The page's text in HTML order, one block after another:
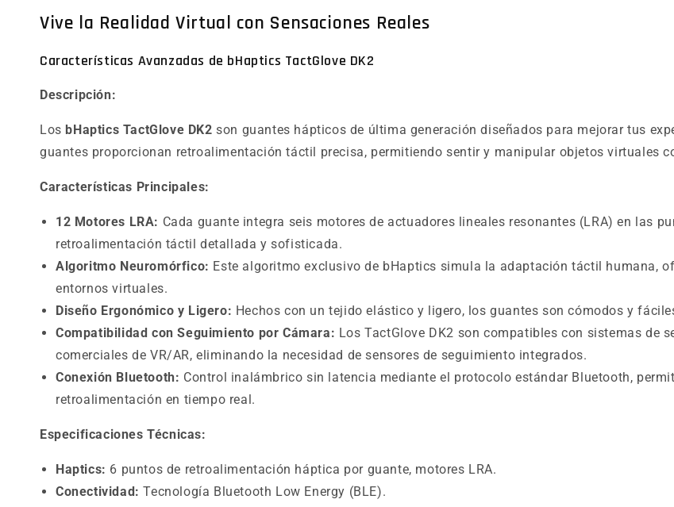
Vive la Realidad Virtual con Sensaciones Reales
Características Avanzadas de bHaptics TactGlove DK2
Descripción:
Los bHaptics TactGlove DK2 son guantes hápticos de última generación diseñados para mejorar tus
guantes proporcionan retroalimentación táctil precisa, permitiendo sentir y manipular objetos virtuales
Características Principales:
12 Motores LRA: Cada guante integra seis motores de actuadores lineales resonantes (LRA) en las
retroalimentación táctil detallada y sofisticada.
Algoritmo Neuromórfico: Este algoritmo exclusivo de bHaptics simula la adaptación táctil humana,
entornos virtuales.
Diseño Ergonómico y Ligero: Hechos con un tejido elástico y ligero, los guantes son cómodos y
Compatibilidad con Seguimiento por Cámara: Los TactGlove DK2 son compatibles con sistemas de
comerciales de VR/AR, eliminando la necesidad de sensores de seguimiento integrados.
Conexión Bluetooth: Control inalámbrico sin latencia mediante el protocolo estándar Bluetooth,
retroalimentación en tiempo real.
Especificaciones Técnicas:
Haptics: 6 puntos de retroalimentación háptica por guante, motores LRA.
Conectividad: Tecnología Bluetooth Low Energy (BLE).